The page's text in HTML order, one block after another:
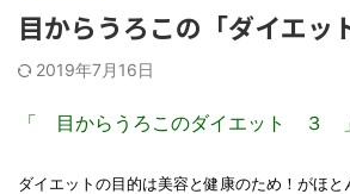
目からうろこの「ダイエッ
2019年7月16日
「 目からうろこのダイエット ３ 」
ダイエットの目的は美容と健康のため！がほと